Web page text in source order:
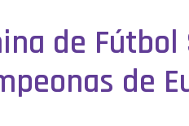
de
de